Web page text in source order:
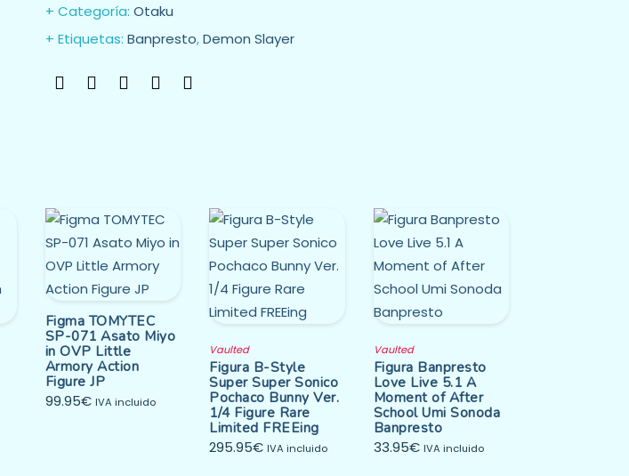
Categoría: Otaku
Etiquetas: Banpresto,Demon Slayer
Figma TOMYTEC
SP-071 Asato Miyo
in OVP Little
Armory Action
Figure JP
99.95€ IVA incluido
Vaulted
Figura B-Style
Super Super Sonico
Pochaco Bunny Ver.
1/4 Figure Rare
Limited FREEing
295.95€ IVA incluido
Vaulted
Figura Banpresto
Love Live 5.1 A
Moment of After
School Umi Sonoda
Banpresto
33.95€ IVA incluido